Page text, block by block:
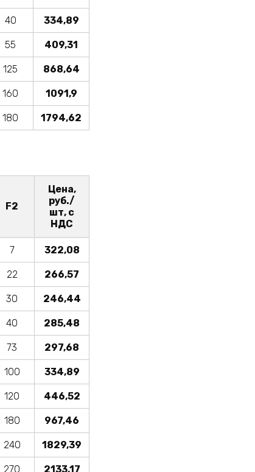
40 334,89
55 409,31
125 868,64
160 1091,9
180 1794,62
F2
Цена,
руб./
шт, с
НДС
7 322,08
22 266,57
30 246,44
40 285,48
73 297,68
100 334,89
120 446,52
180 967,46
240 1829,39
270 2133,17